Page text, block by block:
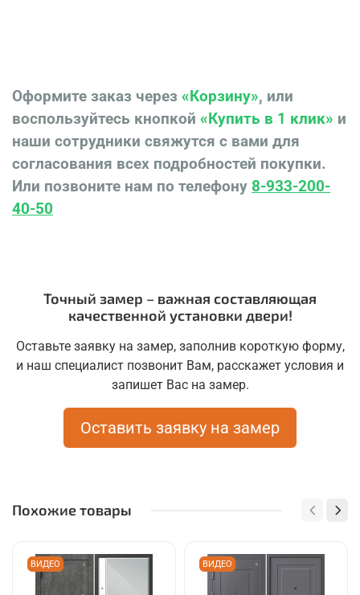
Оформите заказ через «Корзину», или
воспользуйтесь кнопкой «Купить в 1 клик» и
наши сотрудники свяжутся с вами для
согласования всех подробностей покупки.
Или позвоните нам по телефону 8-933-200-
40-50
Точный замер – важная составляющая
качественной установки двери!
Оставьте заявку на замер, заполнив короткую форму,
и наш специалист позвонит Вам, расскажет условия и
запишет Вас на замер.
Оставить заявку на замер
Похожие товары
ВИДЕО ВИДЕО